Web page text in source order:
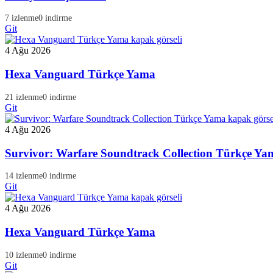
7 izlenme0 indirme
Git
4 Ağu 2026
Hexa Vanguard Türkçe Yama
21 izlenme0 indirme
Git
4 Ağu 2026
Survivor: Warfare Soundtrack Collection Türkçe
14 izlenme0 indirme
Git
4 Ağu 2026
Hexa Vanguard Türkçe Yama
10 izlenme0 indirme
Git